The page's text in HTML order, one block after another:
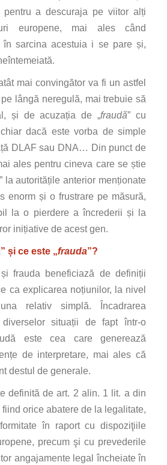
a descuraja pe viitor alți
europene, mai ales când
în sarcina acestuia i se pare și,
mai convingător va fi un astfel
lângă neregulă, mai trebuie să
și de acuzația de „fraudă” cu
dacă este vorba de simple
DLAF sau DNA… Din punct de
ales pentru cineva care se știe
” la autoritățile anterior menționate
enorm și o frustrare pe măsură,
la o pierdere a încrederii și la
inițiative de acest gen.
” și ce este „frauda”?
frauda beneficiază de definiții
ca explicarea noțiunilor, la nivel
relativ simplă. Încadrarea
situații de fapt într-o
este cea care generează
de interpretare, mai ales că
destul de generale.
definită de art. 2 alin. 1 lit. a din
fiind orice abatere de la legalitate,
în raport cu dispoziţiile
precum şi cu prevederile
angajamente legal încheiate în